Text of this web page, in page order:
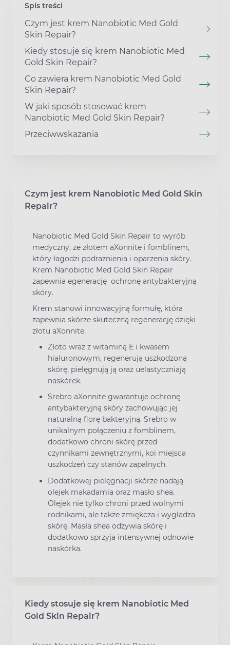
Spis treści
Czym jest krem Nanobiotic Med Gold
Skin Repair?
Kiedy stosuje się krem Nanobiotic Med
Gold Skin Repair?
Co zawiera krem Nanobiotic Med Gold
Skin Repair?
W jaki sposób stosować krem
Nanobiotic Med Gold Skin Repair?
Przeciwwskazania
Czym jest krem Nanobiotic Med Gold Skin
Repair?
Nanobiotic Med Gold Skin Repair to wyrób
medyczny, ze złotem aXonnite i fomblinem,
który łagodzi podrażnienia i oparzenia skóry.
Krem Nanobiotic Med Gold Skin Repair
zapewnia egenerację ochronę antybakteryjną
skóry.
Krem stanowi innowacyjną formułę, która
zapewnia skórze skuteczną regenerację dzięki
złotu aXonnite.
Złoto wraz z witaminą E i kwasem
hialuronowym, regenerują uszkodzoną
skórę, pielęgnują ją oraz uelastyczniają
naskórek.
Srebro aXonnite gwarantuje ochronę
antybakteryjną skóry zachowując jej
naturalną florę bakteryjną. Srebro w
unikalnym połączeniu z fomblinem,
dodatkowo chroni skórę przed
czynnikami zewnętrznymi, koi miejsca
uszkodzeń czy stanów zapalnych.
Dodatkowej pielęgnacji skórze nadają
olejek makadamia oraz masło shea.
Olejek nie tylko chroni przed wolnymi
rodnikami, ale także zmiękcza i wygładza
skórę. Masła shea odżywia skórę i
dodatkowo sprzyja intensywnej odnowie
naskórka.
Kiedy stosuje się krem Nanobiotic Med
Gold Skin Repair?